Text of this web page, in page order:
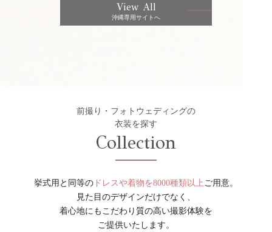
View All
沖縄専用サイトへ
前撮り・フォトウェディングの
衣装を探す
Collection
挙式用と同等の ドレスや着物を8000種類以上 ご用意。
見た目のデザインだけでなく、
着心地にもこだわり質の高い撮影体験を
ご提供いたします。